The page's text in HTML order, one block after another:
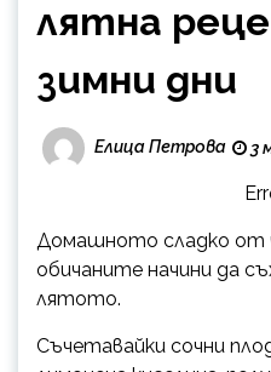
лятна
зимни дни
Елица Петрова 3
Домашното сладко от
обичаните начини да
лятото.
Съчетавайки сочни